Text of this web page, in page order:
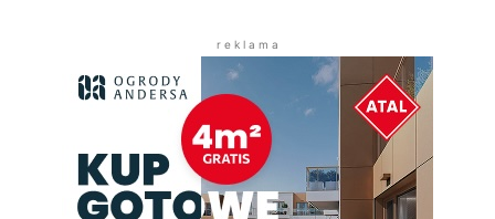
r e k l a m a